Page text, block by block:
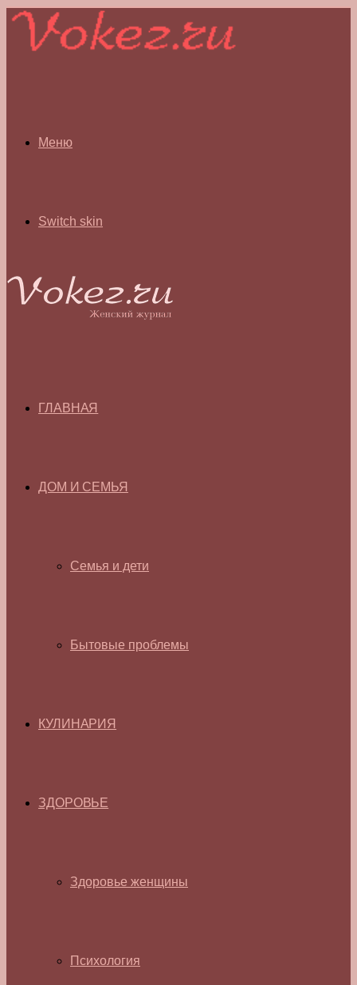
Меню
Switch skin
ГЛАВНАЯ
ДОМ И СЕМЬЯ
Семья и дети
Бытовые проблемы
КУЛИНАРИЯ
ЗДОРОВЬЕ
Здоровье женщины
Психология